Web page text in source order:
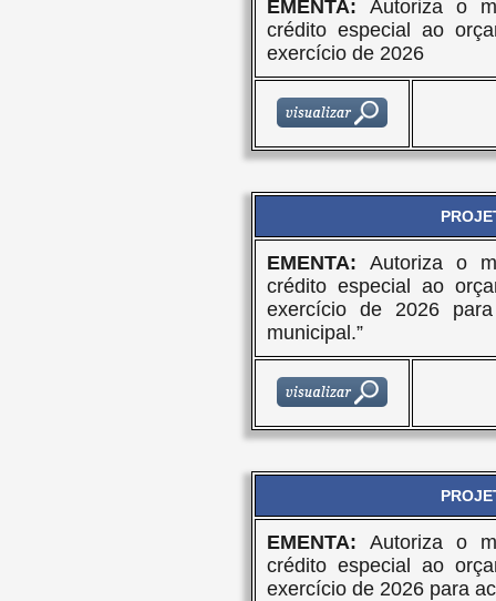
EMENTA: Autoriza o
crédito especial ao
exercício de 2026
EMENTA: Autoriza o
crédito especial ao
exercício de 2026
municipal.”
EMENTA: Autoriza o
crédito especial ao
exercício de 2026 para